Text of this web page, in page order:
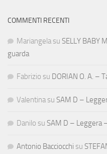
COMMENTI RECENTI
Mariangela su SELLY BABY
guarda
Fabrizio su DORIAN O. A. –
Valentina su SAM D –
Danilo su SAM D – Leggera
Antonio Bacciocchi su